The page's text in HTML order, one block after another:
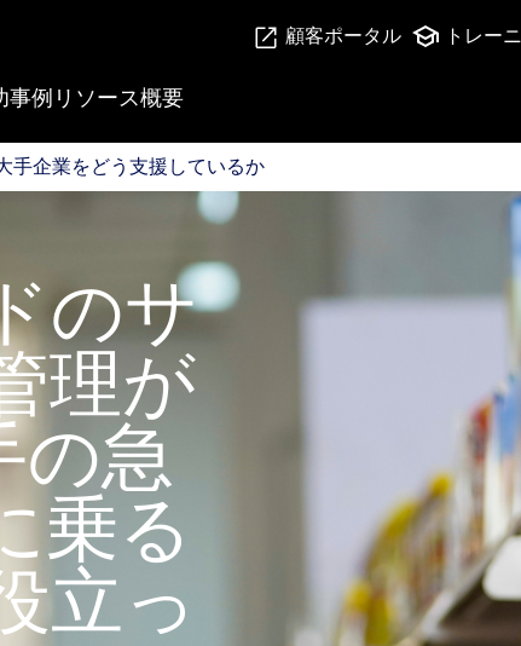
手企業をどう支援しているか
顧客ポータル トレー
事例 リソース概要
手企業をどう支援しているか
のサ
理が
の急
乗る
立っ